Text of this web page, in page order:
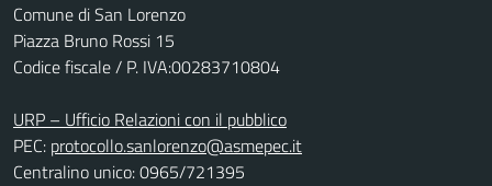
Comune di San Lorenzo
Piazza Bruno Rossi 15
Codice fiscale / P. IVA:00283710804
URP – Ufficio Relazioni con il pubblico
PEC: protocollo.sanlorenzo@asmepec.it
Centralino unico: 0965/721395